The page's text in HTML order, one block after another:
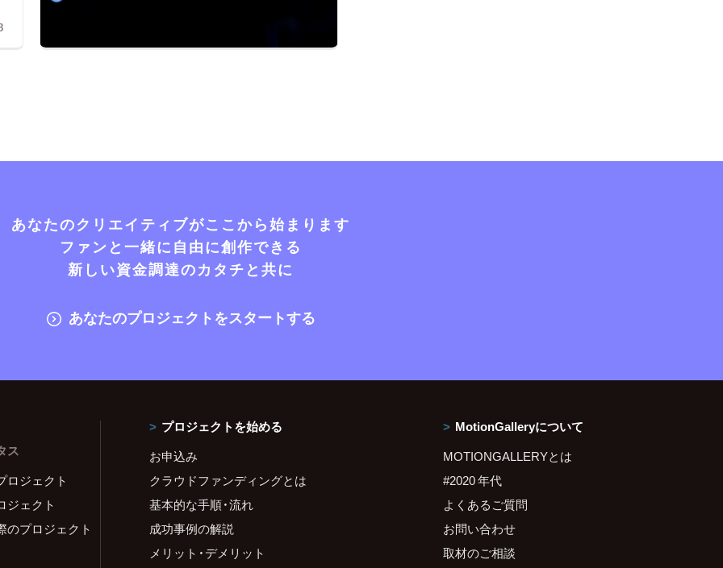
あなたのクリエイティブがここから始まります
ファンと一緒に自由に創作できる
新しい資金調達のカタチと共に
あなたのプロジェクトをスタートする
ス
ロジェクト
ジェクト
のプロジェクト
プロジェクトを始める
お申込み
クラウドファンディングとは
基本的な手順・流れ
成功事例の解説
メリット・デメリット
MotionGalleryについて
MOTIONGALLERYとは
#2020 年代
よくあるご質問
お問い合わせ
取材のご相談